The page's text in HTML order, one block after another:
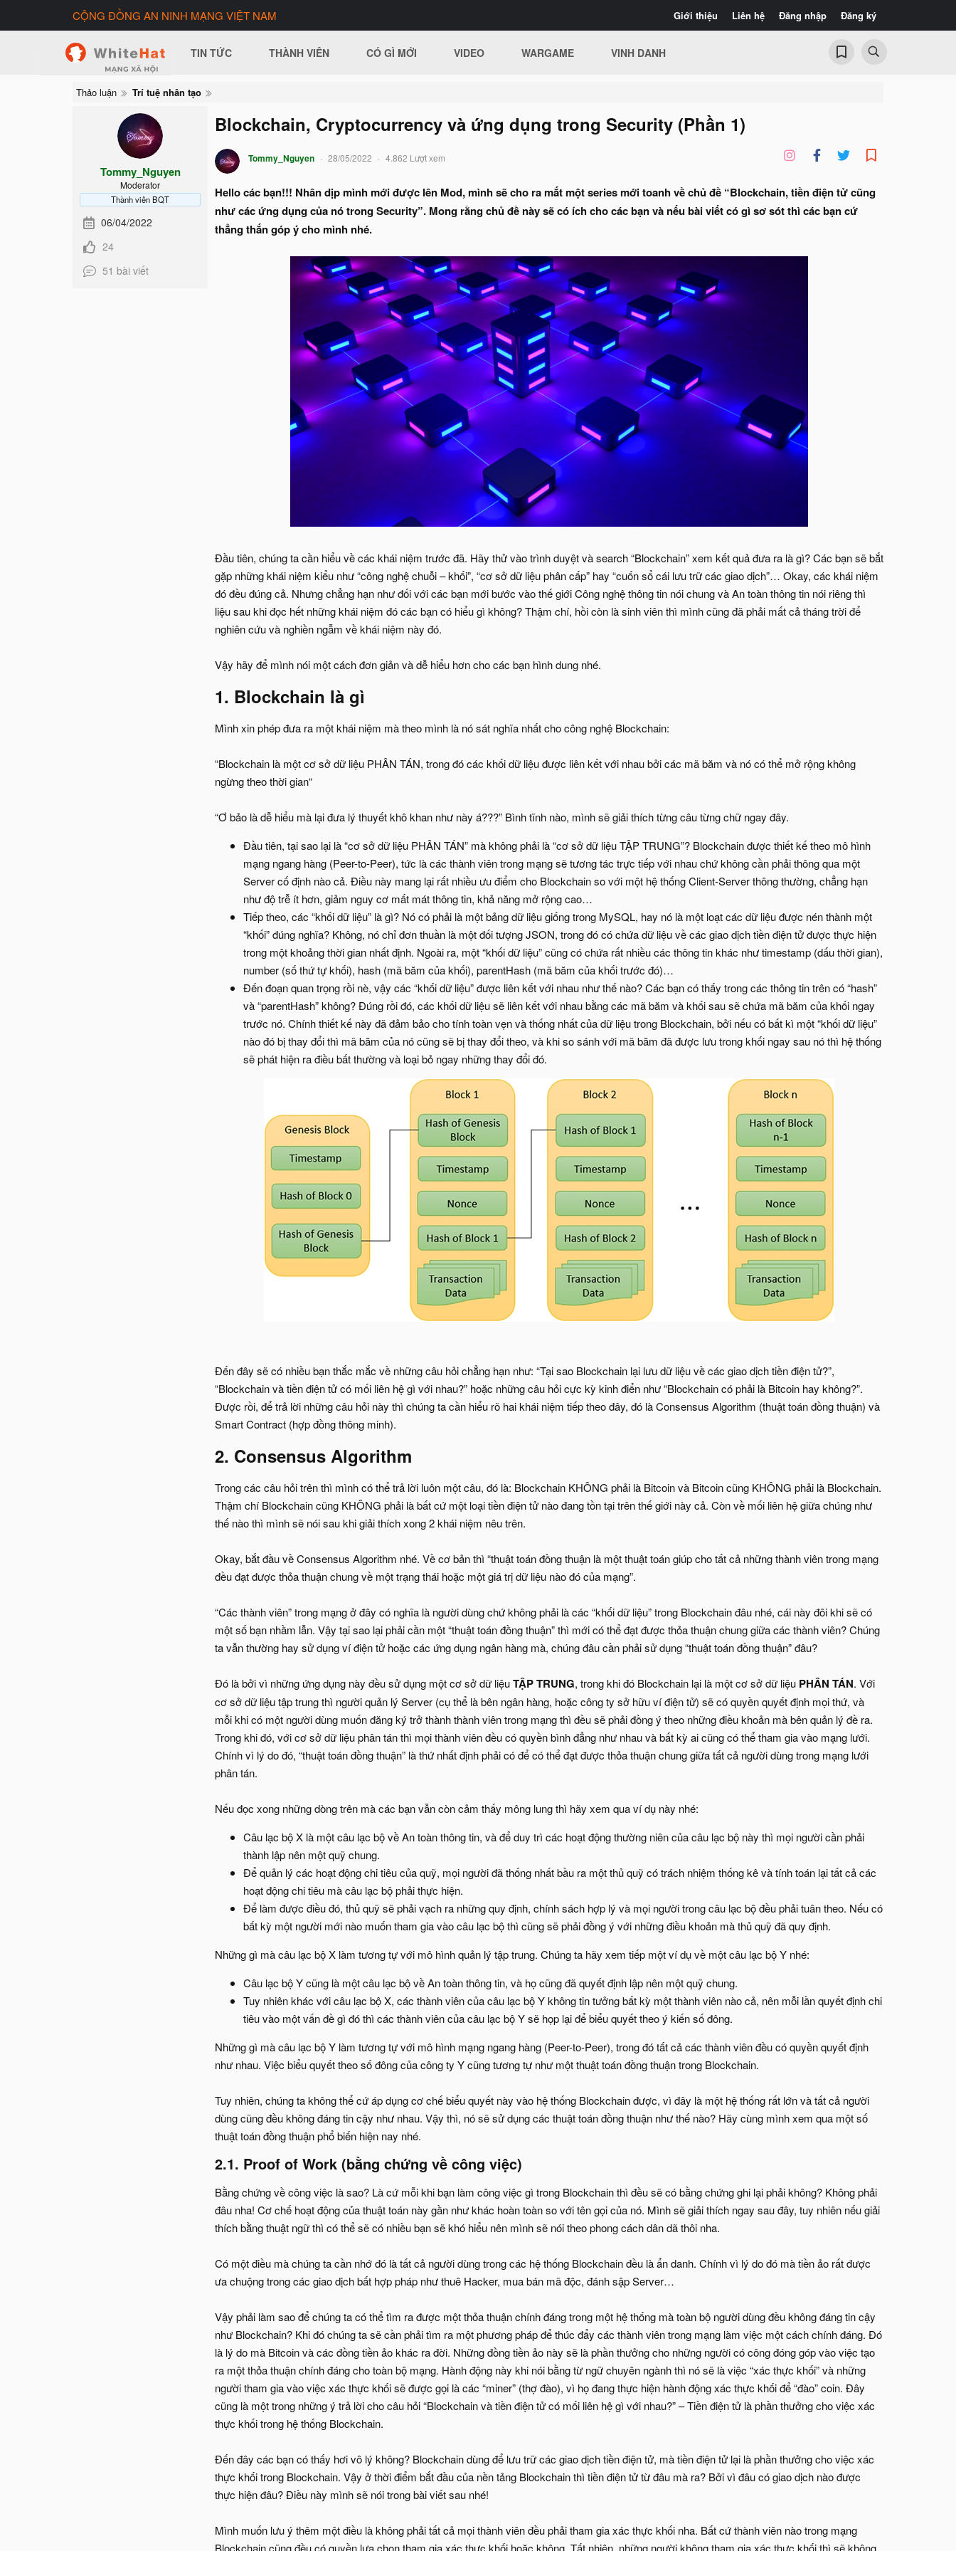
Giới thiệu Liên hệ Đăng nhập Đăng ký
CỘNG ĐỒNG AN NINH MẠNG VIỆT NAM
TIN TỨC THÀNH VIÊN CÓ GÌ MỚI VIDEO WARGAME VINH DANH
Thảo luận Trí tuệ nhân tạo
Tommy_Nguyen
Moderator
Thành viên BQT
06/04/2022
24
51 bài viết
Blockchain, Cryptocurrency và ứng dụng trong Security (Phần 1)
Tommy_Nguyen 28/05/2022 4.862 Lượt xem
Hello các bạn!!! Nhân dịp mình mới được lên Mod, mình sẽ cho ra mắt một series mới toanh về chủ đề “Blockchain, tiền điện tử cũng
như các ứng dụng của nó trong Security”. Mong rằng chủ đề này sẽ có ích cho các bạn và nếu bài viết có gì sơ sót thì các bạn cứ
thẳng thắn góp ý cho mình nhé.
Đầu tiên, chúng ta cần hiểu về các khái niệm trước đã. Hãy thử vào trình duyệt và search “Blockchain” xem kết quả đưa ra là gì? Các bạn sẽ bắt
gặp những khái niệm kiểu như “công nghệ chuỗi – khối”, “cơ sở dữ liệu phân cấp” hay “cuốn sổ cái lưu trữ các giao dịch”… Okay, các khái niệm
đó đều đúng cả. Nhưng chẳng hạn như đối với các bạn mới bước vào thế giới Công nghệ thông tin nói chung và An toàn thông tin nói riêng thì
liệu sau khi đọc hết những khái niệm đó các bạn có hiểu gì không? Thậm chí, hồi còn là sinh viên thì mình cũng đã phải mất cả tháng trời để
nghiên cứu và nghiền ngẫm về khái niệm này đó.
Vậy hãy để mình nói một cách đơn giản và dễ hiểu hơn cho các bạn hình dung nhé.
1. Blockchain là gì​
Mình xin phép đưa ra một khái niệm mà theo mình là nó sát nghĩa nhất cho công nghệ Blockchain:
“Blockchain là một cơ sở dữ liệu PHÂN TÁN, trong đó các khối dữ liệu được liên kết với nhau bởi các mã băm và nó có thể mở rộng không
ngừng theo thời gian“
“Ơ bảo là dễ hiểu mà lại đưa lý thuyết khô khan như này á???” Bình tĩnh nào, mình sẽ giải thích từng câu từng chữ ngay đây.
Đầu tiên, tại sao lại là “cơ sở dữ liệu PHÂN TÁN” mà không phải là “cơ sở dữ liệu TẬP TRUNG”? Blockchain được thiết kế theo mô hình
mạng ngang hàng (Peer-to-Peer), tức là các thành viên trong mạng sẽ tương tác trực tiếp với nhau chứ không cần phải thông qua một
Server cố định nào cả. Điều này mang lại rất nhiều ưu điểm cho Blockchain so với một hệ thống Client-Server thông thường, chẳng hạn
như độ trễ ít hơn, giảm nguy cơ mất mát thông tin, khả năng mở rộng cao…
Tiếp theo, các “khối dữ liệu” là gì? Nó có phải là một bảng dữ liệu giống trong MySQL, hay nó là một loạt các dữ liệu được nén thành một
“khối” đúng nghĩa? Không, nó chỉ đơn thuần là một đối tượng JSON, trong đó có chứa dữ liệu về các giao dịch tiền điện tử được thực hiện
trong một khoảng thời gian nhất định. Ngoài ra, một “khối dữ liệu” cũng có chứa rất nhiều các thông tin khác như timestamp (dấu thời gian),
number (số thứ tự khối), hash (mã băm của khối), parentHash (mã băm của khối trước đó)…
Đến đoạn quan trọng rồi nè, vậy các “khối dữ liệu” được liên kết với nhau như thế nào? Các bạn có thấy trong các thông tin trên có “hash”
và “parentHash” không? Đúng rồi đó, các khối dữ liệu sẽ liên kết với nhau bằng các mã băm và khối sau sẽ chứa mã băm của khối ngay
trước nó. Chính thiết kế này đã đảm bảo cho tính toàn vẹn và thống nhất của dữ liệu trong Blockchain, bởi nếu có bất kì một “khối dữ liệu”
nào đó bị thay đổi thì mã băm của nó cũng sẽ bị thay đổi theo, và khi so sánh với mã băm đã được lưu trong khối ngay sau nó thì hệ thống
sẽ phát hiện ra điều bất thường và loại bỏ ngay những thay đổi đó.
Đến đây sẽ có nhiều bạn thắc mắc về những câu hỏi chẳng hạn như: “Tại sao Blockchain lại lưu dữ liệu về các giao dịch tiền điện tử?”,
“Blockchain và tiền điện tử có mối liên hệ gì với nhau?” hoặc những câu hỏi cực kỳ kinh điển như “Blockchain có phải là Bitcoin hay không?”.
Được rồi, để trả lời những câu hỏi này thì chúng ta cần hiểu rõ hai khái niệm tiếp theo đây, đó là Consensus Algorithm (thuật toán đồng thuận) và
Smart Contract (hợp đồng thông minh).
2. Consensus Algorithm​
Trong các câu hỏi trên thì mình có thể trả lời luôn một câu, đó là: Blockchain KHÔNG phải là Bitcoin và Bitcoin cũng KHÔNG phải là Blockchain.
Thậm chí Blockchain cũng KHÔNG phải là bất cứ một loại tiền điện tử nào đang tồn tại trên thế giới này cả. Còn về mối liên hệ giữa chúng như
thế nào thì mình sẽ nói sau khi giải thích xong 2 khái niệm nêu trên.
Okay, bắt đầu về Consensus Algorithm nhé. Về cơ bản thì “thuật toán đồng thuận là một thuật toán giúp cho tất cả những thành viên trong mạng
đều đạt được thỏa thuận chung về một trạng thái hoặc một giá trị dữ liệu nào đó của mạng”.
“Các thành viên” trong mạng ở đây có nghĩa là người dùng chứ không phải là các “khối dữ liệu” trong Blockchain đâu nhé, cái này đôi khi sẽ có
một số bạn nhầm lẫn. Vậy tại sao lại phải cần một “thuật toán đồng thuận” thì mới có thể đạt được thỏa thuận chung giữa các thành viên? Chúng
ta vẫn thường hay sử dụng ví điện tử hoặc các ứng dụng ngân hàng mà, chúng đâu cần phải sử dụng “thuật toán đồng thuận” đâu?
Đó là bởi vì những ứng dụng này đều sử dụng một cơ sở dữ liệuTẬP TRUNG, trong khi đó Blockchain lại là một cơ sở dữ liệu PHÂN TÁN. Với
cơ sở dữ liệu tập trung thì người quản lý Server (cụ thể là bên ngân hàng, hoặc công ty sở hữu ví điện tử) sẽ có quyền quyết định mọi thứ, và
mỗi khi có một người dùng muốn đăng ký trở thành thành viên trong mạng thì đều sẽ phải đồng ý theo những điều khoản mà bên quản lý đề ra.
Trong khi đó, với cơ sở dữ liệu phân tán thì mọi thành viên đều có quyền bình đẳng như nhau và bất kỳ ai cũng có thể tham gia vào mạng lưới.
Chính vì lý do đó, “thuật toán đồng thuận” là thứ nhất định phải có để có thể đạt được thỏa thuận chung giữa tất cả người dùng trong mạng lưới
phân tán.
Nếu đọc xong những dòng trên mà các bạn vẫn còn cảm thấy mông lung thì hãy xem qua ví dụ này nhé:
Câu lạc bộ X là một câu lạc bộ về An toàn thông tin, và để duy trì các hoạt động thường niên của câu lạc bộ này thì mọi người cần phải
thành lập nên một quỹ chung.
Để quản lý các hoạt động chi tiêu của quỹ, mọi người đã thống nhất bầu ra một thủ quỹ có trách nhiệm thống kê và tính toán lại tất cả các
hoạt động chi tiêu mà câu lạc bộ phải thực hiện.
Để làm được điều đó, thủ quỹ sẽ phải vạch ra những quy định, chính sách hợp lý và mọi người trong câu lạc bộ đều phải tuân theo. Nếu có
bất kỳ một người mới nào muốn tham gia vào câu lạc bộ thì cũng sẽ phải đồng ý với những điều khoản mà thủ quỹ đã quy định.
Những gì mà câu lạc bộ X làm tương tự với mô hình quản lý tập trung. Chúng ta hãy xem tiếp một ví dụ về một câu lạc bộ Y nhé:
Câu lạc bộ Y cũng là một câu lạc bộ về An toàn thông tin, và họ cũng đã quyết định lập nên một quỹ chung.
Tuy nhiên khác với câu lạc bộ X, các thành viên của câu lạc bộ Y không tin tưởng bất kỳ một thành viên nào cả, nên mỗi lần quyết định chi
tiêu vào một vấn đề gì đó thì các thành viên của câu lạc bộ Y sẽ họp lại để biểu quyết theo ý kiến số đông.
Những gì mà câu lạc bộ Y làm tương tự với mô hình mạng ngang hàng (Peer-to-Peer), trong đó tất cả các thành viên đều có quyền quyết định
như nhau. Việc biểu quyết theo số đông của công ty Y cũng tương tự như một thuật toán đồng thuận trong Blockchain.
Tuy nhiên, chúng ta không thể cứ áp dụng cơ chế biểu quyết này vào hệ thống Blockchain được, vì đây là một hệ thống rất lớn và tất cả người
dùng cũng đều không đáng tin cậy như nhau. Vậy thì, nó sẽ sử dụng các thuật toán đồng thuận như thế nào? Hãy cùng mình xem qua một số
thuật toán đồng thuận phổ biến hiện nay nhé.
2.1. Proof of Work (bằng chứng về công việc)​
Bằng chứng về công việc là sao? Là cứ mỗi khi bạn làm công việc gì trong Blockchain thì đều sẽ có bằng chứng ghi lại phải không? Không phải
đâu nha! Cơ chế hoạt động của thuật toán này gần như khác hoàn toàn so với tên gọi của nó. Mình sẽ giải thích ngay sau đây, tuy nhiên nếu giải
thích bằng thuật ngữ thì có thể sẽ có nhiều bạn sẽ khó hiểu nên mình sẽ nói theo phong cách dân dã thôi nha.
Có một điều mà chúng ta cần nhớ đó là tất cả người dùng trong các hệ thống Blockchain đều là ẩn danh. Chính vì lý do đó mà tiền ảo rất được
ưa chuộng trong các giao dịch bất hợp pháp như thuê Hacker, mua bán mã độc, đánh sập Server…
Vậy phải làm sao để chúng ta có thể tìm ra được một thỏa thuận chính đáng trong một hệ thống mà toàn bộ người dùng đều không đáng tin cậy
như Blockchain? Khi đó chúng ta sẽ cần phải tìm ra một phương pháp để thúc đẩy các thành viên trong mạng làm việc một cách chính đáng. Đó
là lý do mà Bitcoin và các đồng tiền ảo khác ra đời. Những đồng tiền ảo này sẽ là phần thưởng cho những người có công đóng góp vào việc tạo
ra một thỏa thuận chính đáng cho toàn bộ mạng. Hành động này khi nói bằng từ ngữ chuyên ngành thì nó sẽ là việc “xác thực khối” và những
người tham gia vào việc xác thực khối sẽ được gọi là các “miner” (thợ đào), vì họ đang thực hiện hành động xác thực khối để “đào” coin. Đây
cũng là một trong những ý trả lời cho câu hỏi “Blockchain và tiền điện tử có mối liên hệ gì với nhau?” – Tiền điện tử là phần thưởng cho việc xác
thực khối trong hệ thống Blockchain.
Đến đây các bạn có thấy hơi vô lý không? Blockchain dùng để lưu trữ các giao dịch tiền điện tử, mà tiền điện tử lại là phần thưởng cho việc xác
thực khối trong Blockchain. Vậy ở thời điểm bắt đầu của nền tảng Blockchain thì tiền điện tử từ đâu mà ra? Bởi vì đâu có giao dịch nào được
thực hiện đâu? Điều này mình sẽ nói trong bài viết sau nhé!
Mình muốn lưu ý thêm một điều là không phải tất cả mọi thành viên đều phải tham gia xác thực khối nha. Bất cứ thành viên nào trong mạng
Blockchain cũng đều có quyền lựa chọn tham gia xác thực khối hoặc không. Tất nhiên, những người không tham gia xác thực khối thì sẽ không